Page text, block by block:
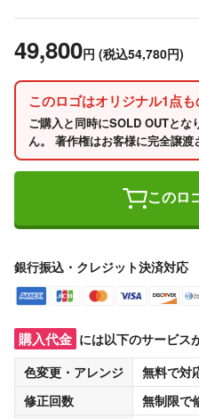
49,800円 (税込54,780円)
このロゴはオリジナル1点も
ご購入と同時にSOLD OUTとな
ん。 著作権はお客様に完全譲渡
このロ
銀行振込・クレジット決済対応
購入代金 には以下のサービス
色変更・アレンジ
無料で対
修正回数
無制限で